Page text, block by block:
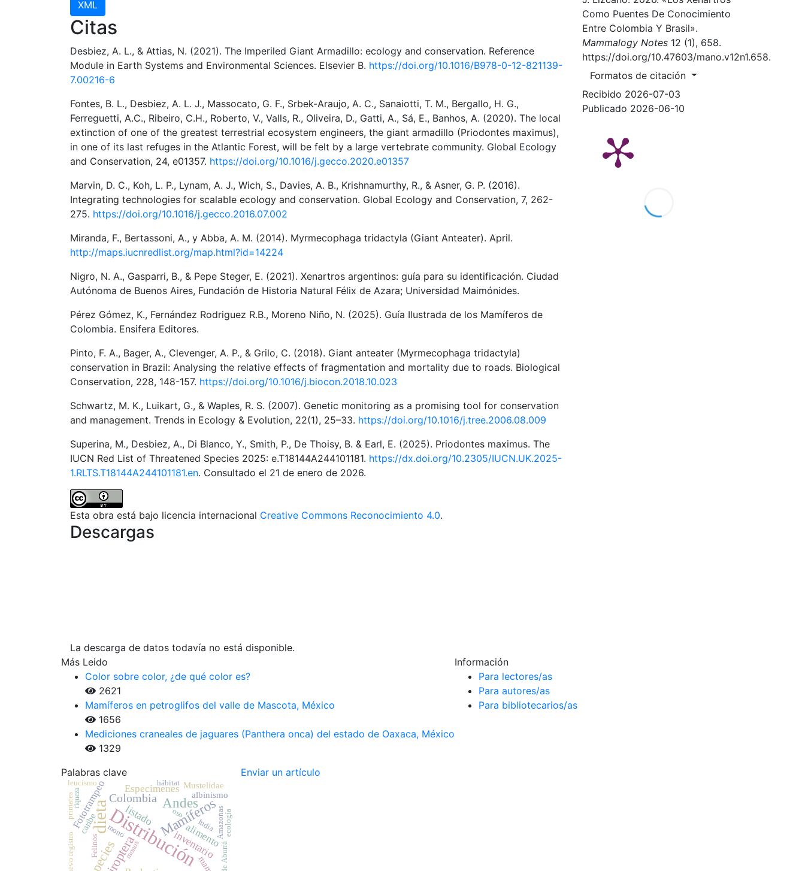
Como Puentes De Conocimiento
Entre Colombia Y Brasil».
Mammalogy Notes 12 (1), 658.
https://doi.org/10.47603/mano.v12n1.658.
Formatos de citación
Recibido 2026-07-03
Publicado 2026-06-10
XML
Citas
Desbiez, A. L., & Attias, N. (2021). The Imperiled Giant Armadillo: ecology and conservation. Reference
Module in Earth Systems and Environmental Sciences. Elsevier B. https://doi.org/10.1016/B978-0-12-821139-
7.00216-6
Fontes, B. L., Desbiez, A. L. J., Massocato, G. F., Srbek-Araujo, A. C., Sanaiotti, T. M., Bergallo, H. G.,
Ferreguetti, A.C., Ribeiro, C.H., Roberto, V., Valls, R., Oliveira, D., Gatti, A., Sá, E., Banhos, A. (2020). The local
extinction of one of the greatest terrestrial ecosystem engineers, the giant armadillo (Priodontes maximus),
in one of its last refuges in the Atlantic Forest, will be felt by a large vertebrate community. Global Ecology
and Conservation, 24, e01357. https://doi.org/10.1016/j.gecco.2020.e01357
Marvin, D. C., Koh, L. P., Lynam, A. J., Wich, S., Davies, A. B., Krishnamurthy, R., & Asner, G. P. (2016).
Integrating technologies for scalable ecology and conservation. Global Ecology and Conservation, 7, 262-
275. https://doi.org/10.1016/j.gecco.2016.07.002
Miranda, F., Bertassoni, A., y Abba, A. M. (2014). Myrmecophaga tridactyla (Giant Anteater). April.
http://maps.iucnredlist.org/map.html?id=14224
Nigro, N. A., Gasparri, B., & Pepe Steger, E. (2021). Xenartros argentinos: guía para su identificación. Ciudad
Autónoma de Buenos Aires, Fundación de Historia Natural Félix de Azara; Universidad Maimónides.
Pérez Gómez, K., Fernández Rodriguez R.B., Moreno Niño, N. (2025). Guía Ilustrada de los Mamíferos de
Colombia. Ensifera Editores.
Pinto, F. A., Bager, A., Clevenger, A. P., & Grilo, C. (2018). Giant anteater (Myrmecophaga tridactyla)
conservation in Brazil: Analysing the relative effects of fragmentation and mortality due to roads. Biological
Conservation, 228, 148-157. https://doi.org/10.1016/j.biocon.2018.10.023
Schwartz, M. K., Luikart, G., & Waples, R. S. (2007). Genetic monitoring as a promising tool for conservation
and management. Trends in Ecology & Evolution, 22(1), 25–33. https://doi.org/10.1016/j.tree.2006.08.009
Superina, M., Desbiez, A., Di Blanco, Y., Smith, P., De Thoisy, B. & Earl, E. (2025). Priodontes maximus. The
IUCN Red List of Threatened Species 2025: e.T18144A244101181. https://dx.doi.org/10.2305/IUCN.UK.2025-
1.RLTS.T18144A244101181.en. Consultado el 21 de enero de 2026.
Esta obra está bajo licencia internacional Creative Commons Reconocimiento 4.0.
Descargas
La descarga de datos todavía no está disponible.
Más Leido
Color sobre color, ¿de qué color es?
2621
Mamíferos en petroglifos del valle de Mascota, México
1656
Mediciones craneales de jaguares (Panthera onca) del estado de Oaxaca, México
1329
Información
Para lectores/as
Para autores/as
Para bibliotecarios/as
Palabras clave
Distribución
dieta Mamíferos
Andes
especies
Colombia
listado
inventario
Fototrampeo
alimento
Especímenes
albinismo
caribe
Mustelidae
Amazonas
Nuevo registro
mono
oso
Felinos
leucismo hábitat
ecología
primates
India
riqueza
monos
Enviar un artículo